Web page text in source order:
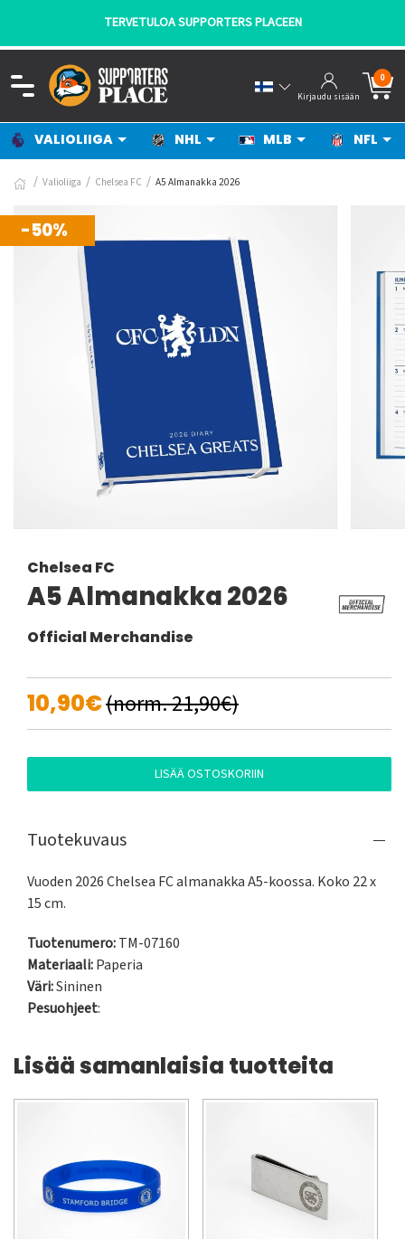
TERVETULOA SUPPORTERS PLACEEN
Kirjaudu sisään
0
VALIOLIIGA NHL MLB NFL
Valioliiga Chelsea FC A5 Almanakka 2026
-50%
Chelsea FC
A5 Almanakka 2026
Official Merchandise
10,90€(norm. 21,90€)
LISÄÄ OSTOSKORIIN
Tuotekuvaus
Vuoden 2026 Chelsea FC almanakka A5-koossa. Koko 22 x
15 cm.
Tuotenumero:TM-07160
Materiaali:Paperia
Väri:Sininen
Pesuohjeet:
Lisää samanlaisia tuotteita